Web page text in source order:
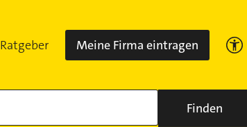
Ratgeber Meine Firma eintragen
Finden